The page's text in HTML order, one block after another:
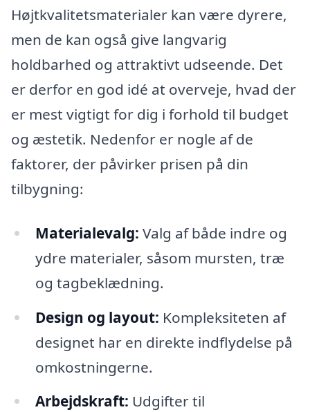
Højtkvalitetsmaterialer kan være dyrere,
men de kan også give langvarig
holdbarhed og attraktivt udseende. Det
er derfor en god idé at overveje, hvad der
er mest vigtigt for dig i forhold til budget
og æstetik. Nedenfor er nogle af de
faktorer, der påvirker prisen på din
tilbygning:
Materialevalg: Valg af både indre og
ydre materialer, såsom mursten, træ
og tagbeklædning.
Design og layout: Kompleksiteten af
designet har en direkte indflydelse på
omkostningerne.
Arbejdskraft: Udgifter til